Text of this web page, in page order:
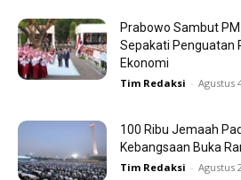
Prabowo Sambut
Sepakati Penguatan
Ekonomi
Tim Redaksi - Agustus
100 Ribu Jemaah
Kebangsaan Buka
Tim Redaksi - Agustus